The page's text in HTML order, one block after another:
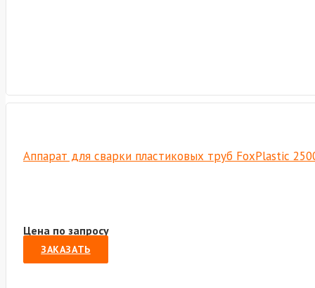
Аппарат для сварки пластиковых труб FoxPlastic
Цена по запросу
ЗАКАЗАТЬ